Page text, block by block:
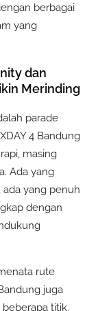
berbagai
yang
dan
Merinding
parade
4 Bandung
masing
Ada yang
yang penuh
dengan
rute
juga
beberapa titik,